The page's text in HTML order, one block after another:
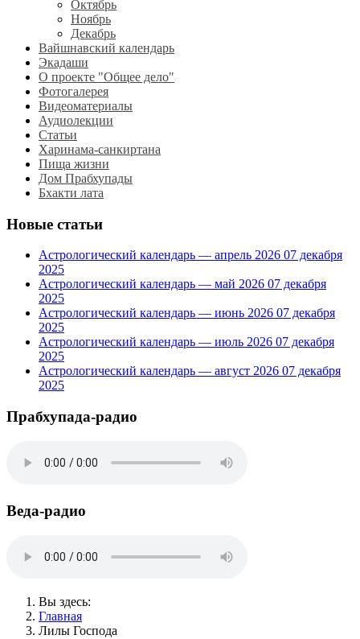
Октябрь
Ноябрь
Декабрь
Вайшнавский календарь
Экадаши
О проекте "Общее дело"
Фотогалерея
Видеоматериалы
Аудиолекции
Статьи
Харинама-санкиртана
Пища жизни
Дом Прабхупады
Бхакти лата
Новые статьи
Астрологический календарь — апрель 2026 07 декабря
2025
Астрологический календарь — май 2026 07 декабря
2025
Астрологический календарь — июнь 2026 07 декабря
2025
Астрологический календарь — июль 2026 07 декабря
2025
Астрологический календарь — август 2026 07 декабря
2025
Прабхупада-радио
Веда-радио
Вы здесь:
Главная
Лилы Господа